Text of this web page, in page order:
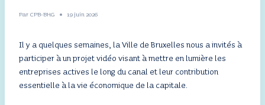
Par CPB-BHG 19 juin 2026
Il y a quelques semaines, la Ville de Bruxelles nous a invités à
participer à un projet vidéo visant à mettre en lumière les
entreprises actives le long du canal et leur contribution
essentielle à la vie économique de la capitale.